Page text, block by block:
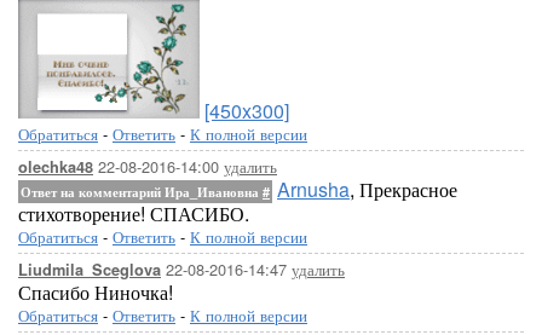
[450x300]
Обратиться - Ответить - К полной версии
olechka48 22-08-2016-14:00 удалить
Ответ на комментарий Ира_Ивановна # Arnusha, Прекрасное
стихотворение! СПАСИБО.
Обратиться - Ответить - К полной версии
Liudmila_Sceglova 22-08-2016-14:47 удалить
Спасибо Ниночка!
Обратиться - Ответить - К полной версии